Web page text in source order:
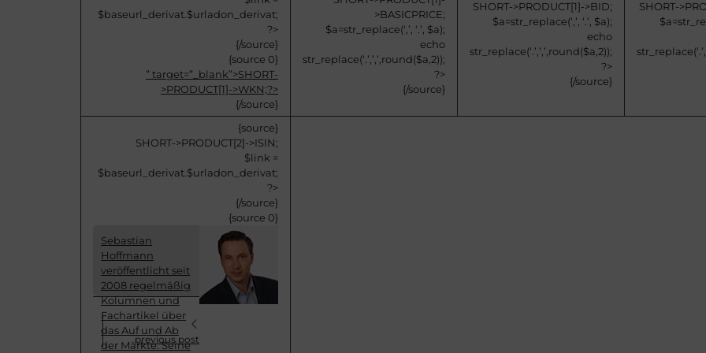
$baseurl_derivat.$urladon_derivat;
?>
{/source}
{source 0}
” target=”_blank”>SHORT-
>PRODUCT[1]->WKN;?>
{/source}
>BASICPRICE;
$a=str_replace(‘,’, ‘.’, $a);
echo
str_replace(‘.’,’,’,round($a,2));
?>
{/source}
SHORT->PRODUCT[1]->BID;
$a=str_replace(‘,’, ‘.’, $a);
echo
str_replace(‘.’,’,’,round($a,2));
?>
{/source}
SHORT-
{source}
SHORT->PRODUCT[2]->ISIN;
$link =
$baseurl_derivat.$urladon_derivat;
?>
{/source}
{source 0}
Sebastian
Hoffmann
veröffentlicht seit
2008 regelmäßig
Kolumnen und
Fachartikel über
das Auf und Ab
der Märkte. Seine
previous post